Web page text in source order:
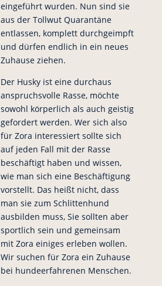
eingeführt wurden. Nun sind sie
aus der Tollwut Quarantäne
entlassen, komplett durchgeimpft
und dürfen endlich in ein neues
Zuhause ziehen.
Der Husky ist eine durchaus
anspruchsvolle Rasse, möchte
sowohl körperlich als auch geistig
gefordert werden. Wer sich also
für Zora interessiert sollte sich
auf jeden Fall mit der Rasse
beschäftigt haben und wissen,
wie man sich eine Beschäftigung
vorstellt. Das heißt nicht, dass
man sie zum Schlittenhund
ausbilden muss, Sie sollten aber
sportlich sein und gemeinsam
mit Zora einiges erleben wollen.
Wir suchen für Zora ein Zuhause
bei hundeerfahrenen Menschen.